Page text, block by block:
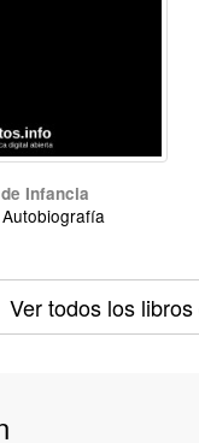
Infancia
Ver todos los libros